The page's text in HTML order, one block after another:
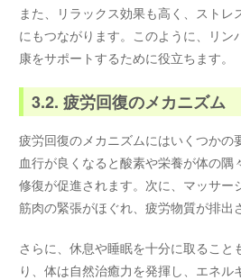
また、リラックス効果も高く、ストレ
にもつながります。このように、リン
康をサポートするために役立ちます。
3.2. 疲労回復のメカニズム
疲労回復のメカニズムにはいくつかの
血行が良くなると酸素や栄養が体の隅
修復が促進されます。次に、マッサー
筋肉の緊張がほぐれ、疲労物質が排出
さらに、休息や睡眠を十分に取ること
り、体は自然治癒力を発揮し、エネル